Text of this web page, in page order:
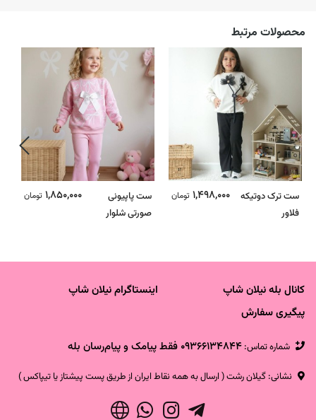
محصولات مرتبط
ست ترک دوتیکه
فلاور
1,498,000 تومان
ست پاپیونی
صورتی شلوار
1,850,000 تومان
کانال بله نیلان شاپ
اینستاگرام نیلان شاپ
پیگیری سفارش
شماره تماس‌: 09366134844 فقط پیامک و پیام‌رسان بله
نشانی: گیلان رشت ( ارسال به همه نقاط ایران از طریق پست پیشتاز یا تیپاکس )